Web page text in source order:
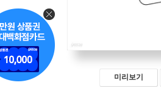
미리보기